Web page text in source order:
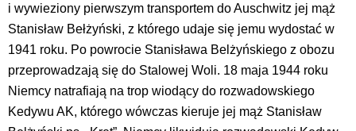
i wywieziony pierwszym transportem do Auschwitz jej mąż
Stanisław Bełżyński, z którego udaje się jemu wydostać w
1941 roku. Po powrocie Stanisława Belżyńskiego z obozu
przeprowadzają się do Stalowej Woli. 18 maja 1944 roku
Niemcy natrafiają na trop wiodący do rozwadowskiego
Kedywu AK, którego wówczas kieruje jej mąż Stanisław